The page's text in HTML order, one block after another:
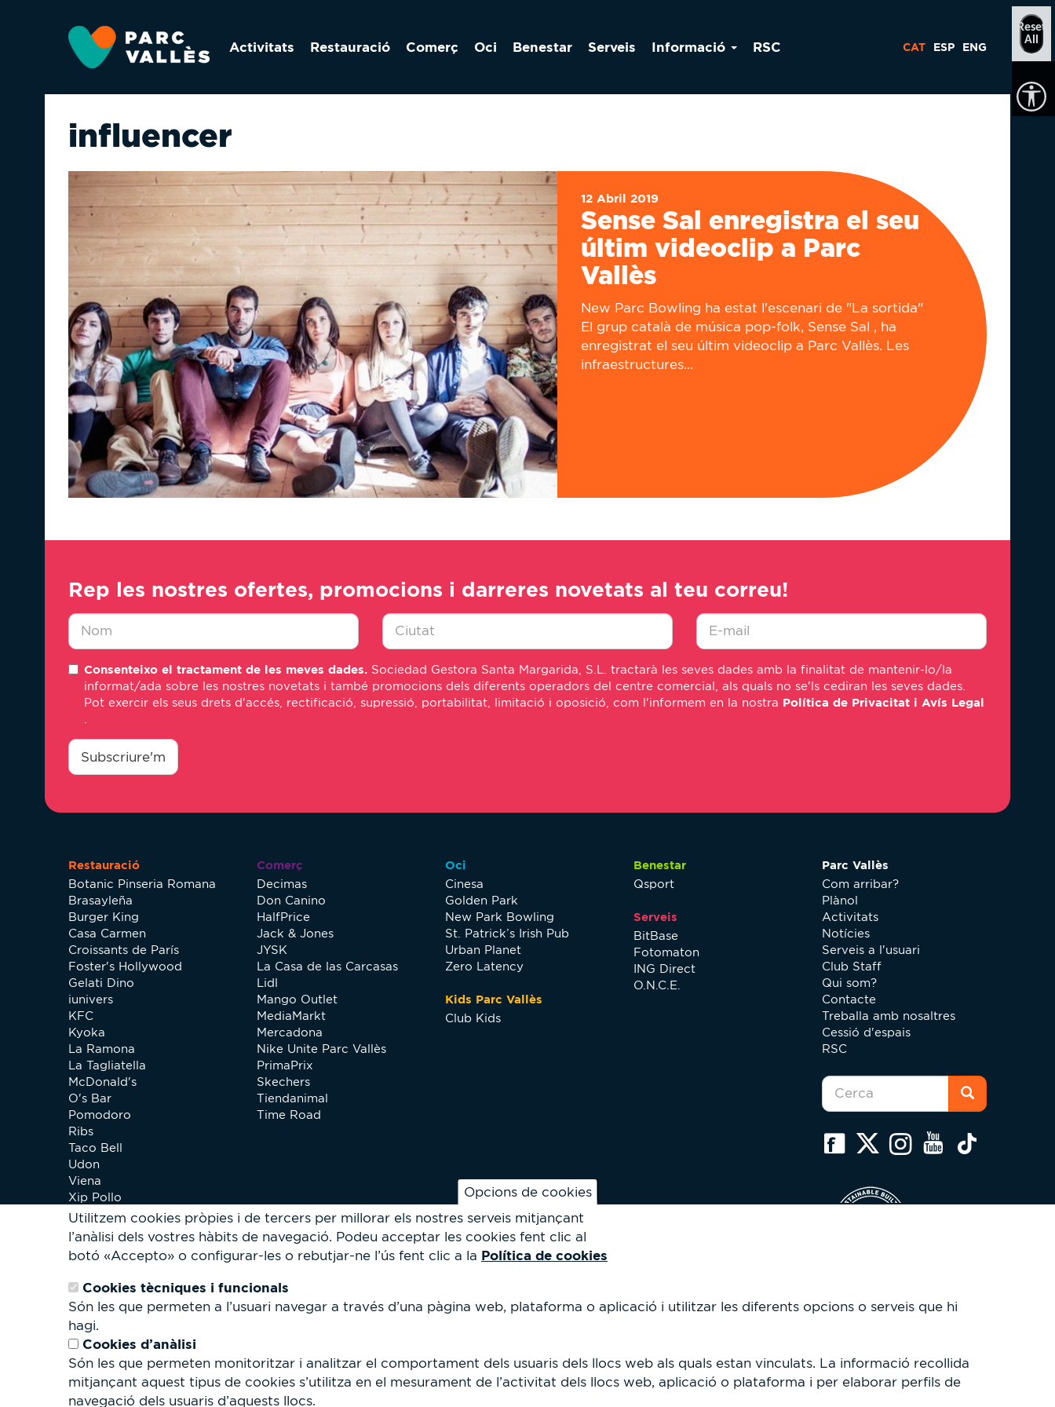
Opcions de cookies
Utilitzem cookies pròpies i de tercers per millorar els nostres serveis mitjançant
l’anàlisi dels vostres hàbits de navegació. Podeu acceptar les cookies fent clic al
botó «Accepto» o configurar-les o rebutjar-ne l’ús fent clic a la Política de cookies
Cookies tècniques i funcionals
Són les que permeten a l’usuari navegar a través d’una pàgina web, plataforma o aplicació i utilitzar les diferents opcions o serveis que hi
hagi.
Cookies d’anàlisi
Són les que permeten monitoritzar i analitzar el comportament dels usuaris dels llocs web als quals estan vinculats. La informació recollida
mitjançant aquest tipus de cookies s’utilitza en el mesurament de l’activitat dels llocs web, aplicació o plataforma i per elaborar perfils de
navegació dels usuaris d’aquests llocs.
Activitats Restauració Comerç Oci Benestar Serveis Informació RSC CAT ESP ENG
influencer
12 Abril 2019
Sense Sal enregistra el seu
últim videoclip a Parc
Vallès
New Parc Bowling ha estat l'escenari de "La sortida"
El grup català de música pop-folk, Sense Sal , ha
enregistrat el seu últim videoclip a Parc Vallès. Les
infraestructures...
Rep les nostres ofertes, promocions i darreres novetats al teu correu!
*
*
mail
Consenteixo el tractament de les meves dades. Sociedad Gestora Santa Margarida, S.L. tractarà les seves dades amb la finalitat de mantenir-lo/la
informat/ada sobre les nostres novetats i també promocions dels diferents operadors del centre comercial, als quals no se'ls cediran les seves dades.
Pot exercir els seus drets d'accés, rectificació, supressió, portabilitat, limitació i oposició, com l'informem en la nostra Política de Privacitat i Avís Legal
consentimiento
Subscriure'm
Restauració
Botanic Pinseria Romana
Brasayleña
Burger King
Casa Carmen
Croissants de París
Foster's Hollywood
Gelati Dino
iunivers
KFC
Kyoka
La Ramona
La Tagliatella
McDonald's
O's Bar
Pomodoro
Ribs
Taco Bell
Udon
Viena
Xip Pollo
Comerç
Decimas
Don Canino
HalfPrice
Jack & Jones
JYSK
La Casa de las Carcasas
Lidl
Mango Outlet
MediaMarkt
Mercadona
Nike Unite Parc Vallès
PrimaPrix
Skechers
Tiendanimal
Time Road
Oci
Cinesa
Golden Park
New Park Bowling
St. Patrick’s Irish Pub
Urban Planet
Zero Latency
Kids Parc Vallès
Club Kids
Benestar
Qsport
Serveis
BitBase
Fotomaton
ING Direct
O.N.C.E.
Parc Vallès
Com arribar?
Plànol
Activitats
Notícies
Serveis a l'usuari
Club Staff
Qui som?
Contacte
Treballa amb nosaltres
Cessió d'espais
RSC
Formulari
de
cerca
Reset
All